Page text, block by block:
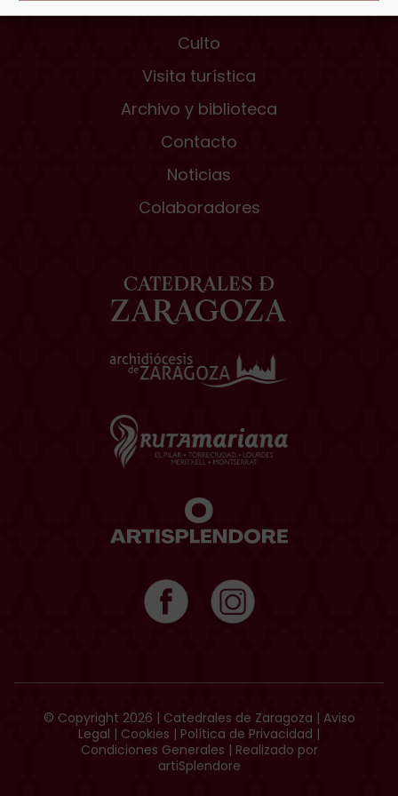
Rosario de Cristal
Culto
Visita turística
Archivo y biblioteca
Contacto
Noticias
Colaboradores
© Copyright 2026 | Catedrales de Zaragoza | Aviso
Legal | Cookies | Política de Privacidad |
Condiciones Generales | Realizado por
artiSplendore